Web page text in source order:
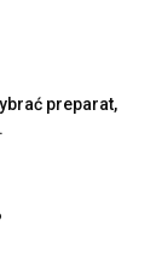
preparat,